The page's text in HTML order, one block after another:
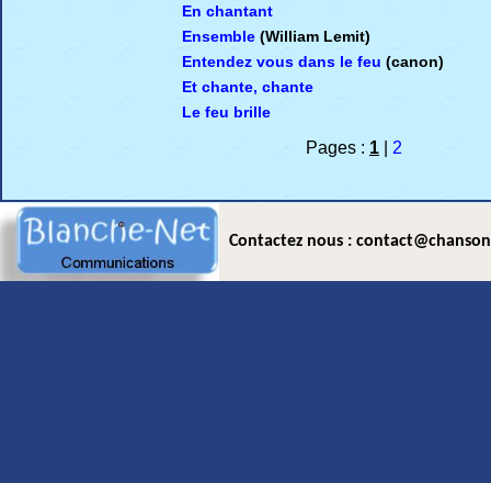
En chantant
Ensemble (William Lemit)
Entendez vous dans le feu (canon)
Et chante, chante
Le feu brille
Pages : 1 2
Contactez nous :